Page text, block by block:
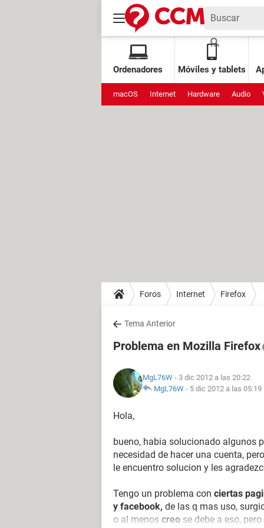
Ordenadores Móviles y tablets
macOS Internet Hardware Audio
Foros Internet Firefox
Tema Anterior
Problema en Mozilla Firefox
MgL76W - 3 dic 2012 a las 20:22
MgL76W - 5 dic 2012 a las 05:19
Hola,
bueno, habia solucionado algunos
necesidad de hacer una cuenta,
le encuentro solucion y les
Tengo un problema con ciertas
y facebook, de las q mas uso,
o al menos creo se debe a eso,